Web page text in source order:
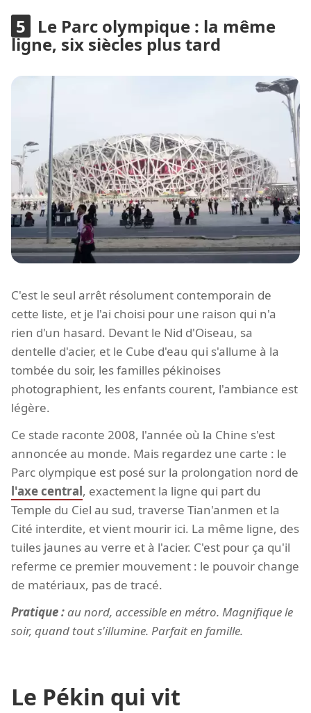
Le Parc olympique : la même
ligne, six siècles plus tard
C'est le seul arrêt résolument contemporain de
cette liste, et je l'ai choisi pour une raison qui n'a
rien d'un hasard. Devant le Nid d'Oiseau, sa
dentelle d'acier, et le Cube d'eau qui s'allume à la
tombée du soir, les familles pékinoises
photographient, les enfants courent, l'ambiance est
légère.
Ce stade raconte 2008, l'année où la Chine s'est
annoncée au monde. Mais regardez une carte : le
Parc olympique est posé sur la prolongation nord de
l'axe central, exactement la ligne qui part du
Temple du Ciel au sud, traverse Tian'anmen et la
Cité interdite, et vient mourir ici. La même ligne, des
tuiles jaunes au verre et à l'acier. C'est pour ça qu'il
referme ce premier mouvement : le pouvoir change
de matériaux, pas de tracé.
Pratique :au nord, accessible en métro. Magnifique le
soir, quand tout s'illumine. Parfait en famille.
Le Pékin qui vit